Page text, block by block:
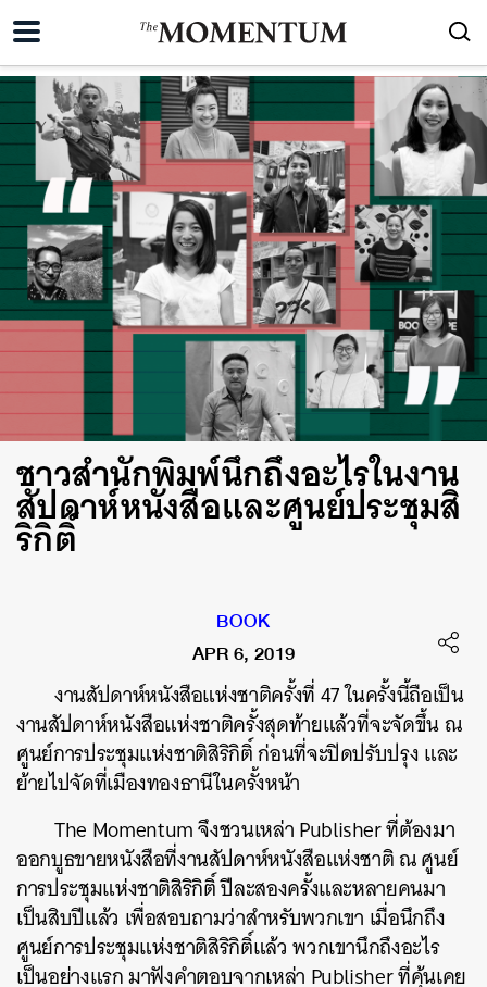
ชาวสำนักพิมพ์นึกถึงอะไรในงาน
สัปดาห์หนังสือและศูนย์ประชุมสิ
ริกิติ์
BOOK
APR 6, 2019
งานสัปดาห์หนังสือแห่งชาติครั้งที่ 47 ในครั้งนี้ถือเป็น
งานสัปดาห์หนังสือแห่งชาติครั้งสุดท้ายแล้วที่จะจัดขึ้น ณ
ศูนย์การประชุมแห่งชาติสิริกิติ์ ก่อนที่จะปิดปรับปรุง และ
ย้ายไปจัดที่เมืองทองธานีในครั้งหน้า
The Momentum จึงชวนเหล่า Publisher ที่ต้องมา
ออกบูธขายหนังสือที่งานสัปดาห์หนังสือแห่งชาติ ณ ศูนย์
การประชุมแห่งชาติสิริกิติ์ ปีละสองครั้งและหลายคนมา
เป็นสิบปีแล้ว เพื่อสอบถามว่าสำหรับพวกเขา เมื่อนึกถึง
ศูนย์การประชุมแห่งชาติสิริกิติ์แล้ว พวกเขานึกถึงอะไร
เป็นอย่างแรก มาฟังคำตอบจากเหล่า Publisher ที่คุ้นเคย